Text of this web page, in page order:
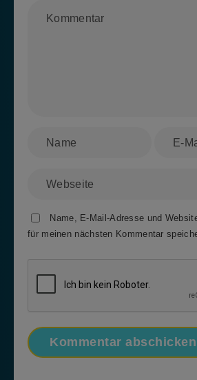
Name, E-Mail-Adresse und
für meinen nächsten Kommentar